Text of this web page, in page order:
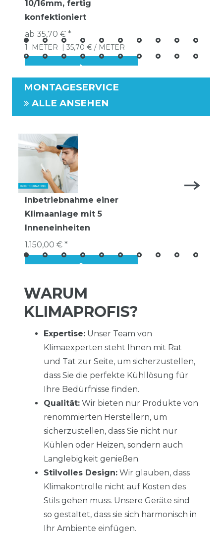
10/16mm, fertig
konfektioniert
ab 35,70 € *
1 METER | 35,70 € / METER
MONTAGESERVICE
ALLE ANSEHEN
Inbetriebnahme einer
Klimaanlage mit 5
Inneneinheiten
1.150,00 € *
WARUM
KLIMAPROFIS?
Expertise: Unser Team von
Klimaexperten steht Ihnen mit Rat
und Tat zur Seite, um sicherzustellen,
dass Sie die perfekte Kühllösung für
Ihre Bedürfnisse finden.
Qualität: Wir bieten nur Produkte von
renommierten Herstellern, um
sicherzustellen, dass Sie nicht nur
Kühlen oder Heizen, sondern auch
Langlebigkeit genießen.
Stilvolles Design: Wir glauben, dass
Klimakontrolle nicht auf Kosten des
Stils gehen muss. Unsere Geräte sind
so gestaltet, dass sie sich harmonisch in
Ihr Ambiente einfügen.